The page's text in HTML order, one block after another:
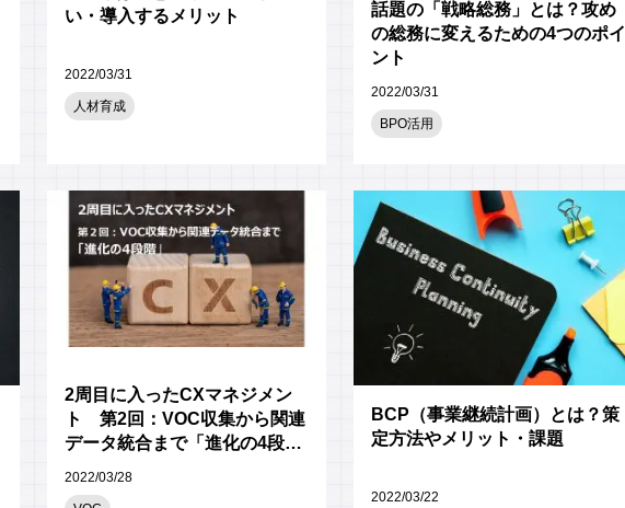
い・導入するメリット
2022/03/31
人材育成
話題の「戦略総務」とは？攻め
の総務に変えるための4つのポイ
ント
2022/03/31
BPO活用
2周目に入ったCXマネジメン
ト 第2回：VOC収集から関連
データ統合まで「進化の4段
2022/03/28
BCP（事業継続計画）とは？策
定方法やメリット・課題
2022/03/22